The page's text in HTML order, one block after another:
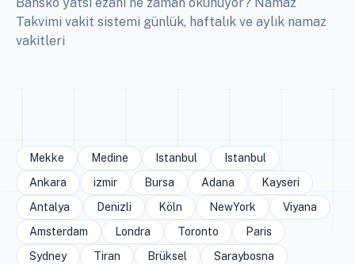
Takvimi vakit sistemi günlük, haftalık ve aylık namaz
vakitleri
Mekke Medine Istanbul
Istanbul
Ankara
izmir Bursa Adana
Kayseri
Antalya
Denizli Köln NewYork
Viyana
Amsterdam
Londra Toronto
Paris
Sydney
Tiran Brüksel
Saraybosna